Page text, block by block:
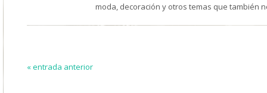
moda, decoración y otros temas que también
« entrada anterior